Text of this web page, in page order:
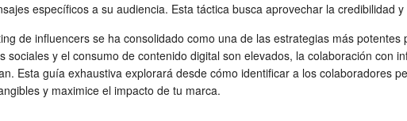
específicos a su audiencia. Esta táctica busca aprovechar la
de influencers se ha consolidado como una de las estrategias más
sociales y el consumo de contenido digital son elevados, la colaboración
Esta guía exhaustiva explorará desde cómo identificar a los colaboradores
y maximice el impacto de tu marca.